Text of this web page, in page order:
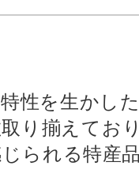
性を生かし
り揃えてお
られる特産